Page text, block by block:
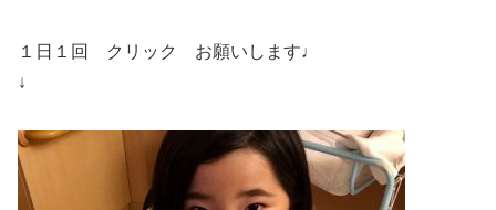
１日１回 クリック お願いします♩
↓